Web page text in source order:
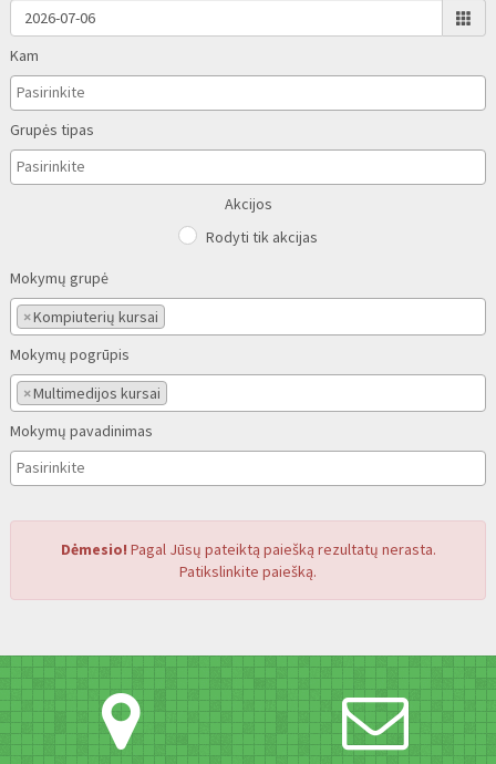
Kam
Grupės tipas
Akcijos
Rodyti tik akcijas
Mokymų grupė
×Kompiuterių kursai
Mokymų pogrūpis
×Multimedijos kursai
Mokymų pavadinimas
Dėmesio! Pagal Jūsų pateiktą paiešką rezultatų nerasta.
Patikslinkite paiešką.